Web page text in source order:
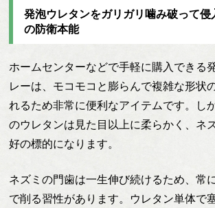
発泡ウレタンをガリガリ噛み破って侵
の防衛本能
ホームセンターなどで手軽に購入できる
レーは、モコモコと膨らんで複雑な形状
れるため非常に便利なアイテムです。し
のウレタンは見た目以上に柔らかく、ネ
好の標的になります。
ネズミの門歯は一生伸び続けるため、常
で削る習性があります。ウレタン単体で